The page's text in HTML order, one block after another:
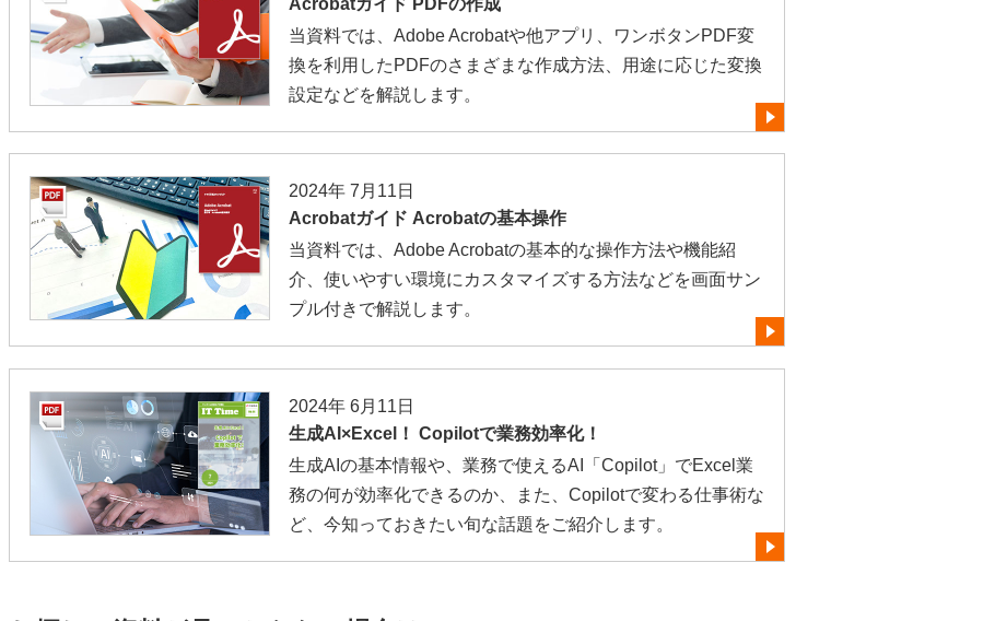
当資料では、Adobe Acrobatや他アプリ、ワンボタンPDF変
換を利用したPDFのさまざまな作成方法、用途に応じた変換
設定などを解説します。
2024年 7月11日
Acrobatガイド Acrobatの基本操作
当資料では、Adobe Acrobatの基本的な操作方法や機能紹
介、使いやすい環境にカスタマイズする方法などを画面サン
プル付きで解説します。
2024年 6月11日
生成AI×Excel！ Copilotで業務効率化！
生成AIの基本情報や、業務で使えるAI「Copilot」でExcel業
務の何が効率化できるのか、また、Copilotで変わる仕事術な
ど、今知っておきたい旬な話題をご紹介します。